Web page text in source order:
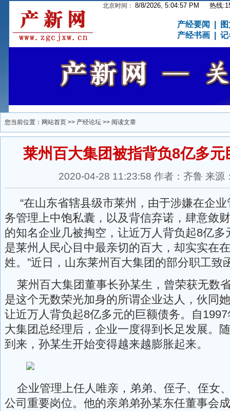
北京时间： 8/8/2026, 5:04:57 PM 热线
产经要闻
产经书画
记
您当前位置： 网站首页 >> 产经论坛 >> 阅读文章
莱州百大集团被指背负8亿多元
2020-04-28 11:23:58 作者：齐鲁 来
“在山东省辖县级市莱州，由于涉嫌在企业
务管理上中饱私囊，以及背信弃诺，肆意敛
的知名企业几被掏空，让近万人背负起8亿
是莱州人民心目中最亲切的百大，却实实在
姓。”近日，山东莱州百大集团的部分职工致
莱州百大集团董事长孙某生，曾荣获无数
是这个无数荣光加身的所谓企业达人，伙同
让近万人背负起8亿多元的巨额债务。自
大集团总经理后，企业一度得到长足发展。
到来，孙某生开始变得越来越膨胀起来。
企业管理上任人唯亲，弟弟、侄子、侄女
公司重要岗位。他的亲弟弟孙某东任董事会